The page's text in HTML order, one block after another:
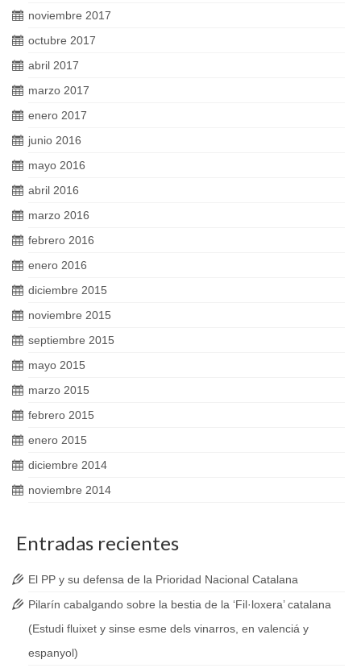
noviembre 2017
octubre 2017
abril 2017
marzo 2017
enero 2017
junio 2016
mayo 2016
abril 2016
marzo 2016
febrero 2016
enero 2016
diciembre 2015
noviembre 2015
septiembre 2015
mayo 2015
marzo 2015
febrero 2015
enero 2015
diciembre 2014
noviembre 2014
Entradas recientes
El PP y su defensa de la Prioridad Nacional Catalana
Pilarín cabalgando sobre la bestia de la ‘Fil·loxera’ catalana
(Estudi fluixet y sinse esme dels vinarros, en valenciá y
espanyol)